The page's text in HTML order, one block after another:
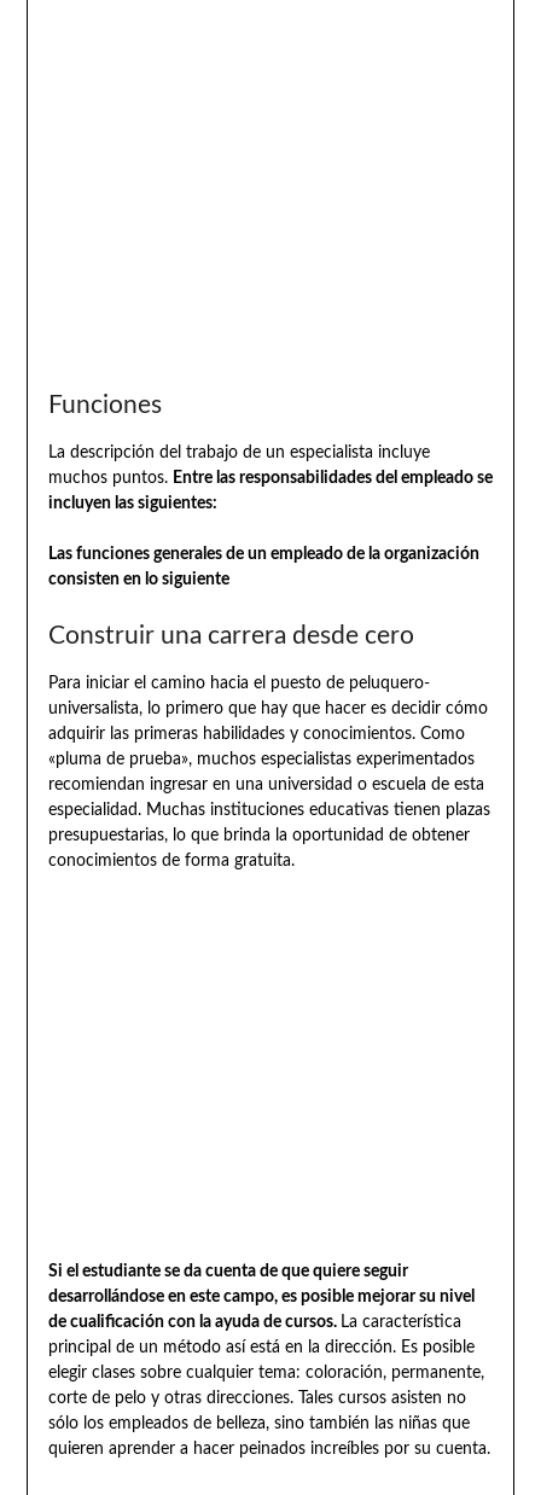
Funciones
La descripción del trabajo de un especialista incluye
muchos puntos. Entre las responsabilidades del empleado se
incluyen las siguientes:
Las funciones generales de un empleado de la organización
consisten en lo siguiente
Construir una carrera desde cero
Para iniciar el camino hacia el puesto de peluquero-
universalista, lo primero que hay que hacer es decidir cómo
adquirir las primeras habilidades y conocimientos. Como
«pluma de prueba», muchos especialistas experimentados
recomiendan ingresar en una universidad o escuela de esta
especialidad. Muchas instituciones educativas tienen plazas
presupuestarias, lo que brinda la oportunidad de obtener
conocimientos de forma gratuita.
Si el estudiante se da cuenta de que quiere seguir
desarrollándose en este campo, es posible mejorar su nivel
de cualificación con la ayuda de cursos. La característica
principal de un método así está en la dirección. Es posible
elegir clases sobre cualquier tema: coloración, permanente,
corte de pelo y otras direcciones. Tales cursos asisten no
sólo los empleados de belleza, sino también las niñas que
quieren aprender a hacer peinados increíbles por su cuenta.